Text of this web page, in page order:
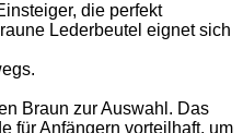
die perfekt
Lederbeutel eignet sich
Braun zur Auswahl. Das
für Anfängern vorteilhaft, um